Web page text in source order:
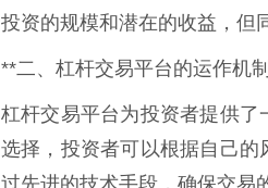
投资的规模和潜在的收益，但
**二、杠杆交易平台的运作机
杠杆交易平台为投资者提供了
选择，投资者可以根据自己
过先进的技术手段，确保交易